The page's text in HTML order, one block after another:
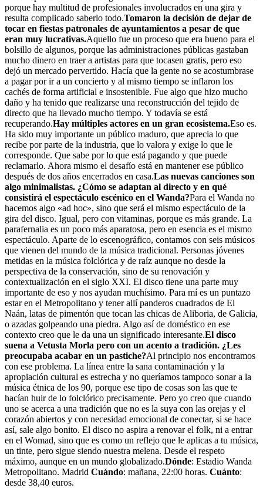
porque hay multitud de profesionales involucrados en una gira y
resulta complicado saberlo todo.Tomaron la decisión de dejar de
tocar en fiestas patronales de ayuntamientos a pesar de que
eran muy lucrativas.Aquello fue un proceso que era bueno para el
bolsillo de algunos, porque las administraciones públicas gastaban
mucho dinero en traer a artistas para que tocasen gratis, pero eso
dejó un mercado pervertido. Hacía que la gente no se acostumbrase
a pagar por ir a un concierto y al mismo tiempo se inflaron los
cachés de forma artificial e insostenible. Fue algo que hizo mucho
daño y ha tenido que realizarse una reconstrucción del tejido de
directo que ha llevado mucho tiempo. Y todavía se está
recuperando.Hay múltiples actores en un gran ecosistema.Eso es.
Ha sido muy importante un público maduro, que aprecia lo que
recibe por parte de la industria, que lo valora y exige lo que le
corresponde. Que sabe por lo que está pagando y que puede
reclamarlo. Ahora mismo el desafío está en mantener ese público
después de dos años encerrados en casa.Las nuevas canciones son
algo minimalistas. ¿Cómo se adaptan al directo y en qué
consistirá el espectáculo escénico en el Wanda?Para el Wanda no
hacemos algo «ad hoc», sino que será el mismo espectáculo de la
gira del disco. Igual, pero con vitaminas, porque es más grande. La
parafernalia es un poco más aparatosa, pero en esencia es el mismo
espectáculo. Aparte de lo escenográfico, contamos con seis músicos
que vienen del mundo de la música tradicional. Personas jóvenes
metidas en la música folclórica y de raíz aunque no desde la
perspectiva de la conservación, sino de su renovación y
contextualización en el siglo XXI. El disco tiene una parte muy
importante de eso y nos ayudan muchísimo. Para mí es un puntazo
estar en el Metropolitano y tener allí panderos cuadrados de El
Naán, latas de pimentón que tocan las chicas de Aliboria, de Galicia,
o azadas golpeando una piedra. Algo así de doméstico en ese
contexto creo que le da una un significado interesante.El disco
suena a Vetusta Morla pero con un acento a tradición. ¿Les
preocupaba acabar en un pastiche?Al principio nos encontramos
con ese problema. La línea entre la sana contaminación y la
apropiación cultural es estrecha y no queríamos tampoco sonar a la
música étnica de los 90, porque ese tipo de cosas son las que te
hacían huir de lo folclórico precisamente. Pero yo creo que cuando
uno se acerca a una tradición que no es la suya con las orejas y el
corazón abiertos y con necesidad emocional de conectar, si se hace
así, sale algo bonito. El disco no aspira a renovar el folk, ni a entrar
en el Womad, sino que es como un reflejo que le aplicas a tu música,
un tinte, pero sigue siendo nuestra melena. Desde el respeto
máximo, aunque en un mundo globalizado.Dónde: Estadio Wanda
Metropolitano. Madrid Cuándo: mañana, 22:00 horas. Cuánto:
desde 38,40 euros.